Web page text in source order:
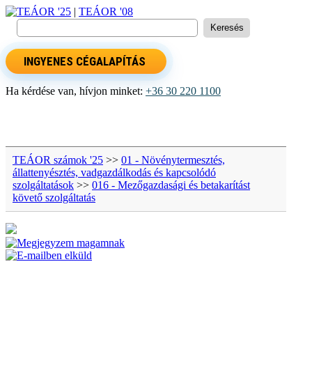
TEÁOR '25 | TEÁOR '08
INGYENES CÉGALAPÍTÁS
Ha kérdése van, hívjon minket: +36 30 220 1100
TEÁOR számok '25 >> 01 - Növénytermesztés,
állattenyésztés, vadgazdálkodás és kapcsolódó
szolgáltatások >> 016 - Mezőgazdasági és betakarítást
követő szolgáltatás